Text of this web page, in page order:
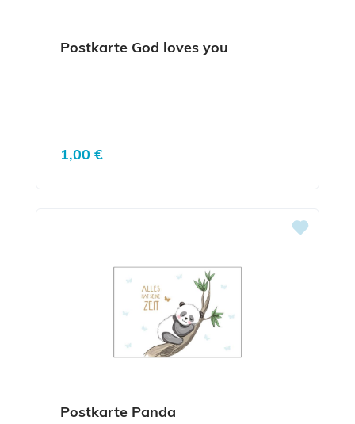
Postkarte God loves you
Regulärer Preis:
1,00 €
Postkarte Panda